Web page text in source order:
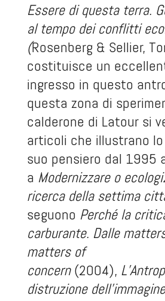
Essere di questa terra.
al tempo dei conflitti
(Rosenberg & Sellier,
costituisce un
ingresso in questo
questa zona di
calderone di Latour si
articoli che illustrano
suo pensiero dal 1995
a Modernizzare o
ricerca della settima
seguono Perché la
carburante. Dalle
matters of
concern(2004),
distruzione